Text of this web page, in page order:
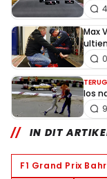
4
Max
0
los
9
IN DIT
F1 Grand Prix